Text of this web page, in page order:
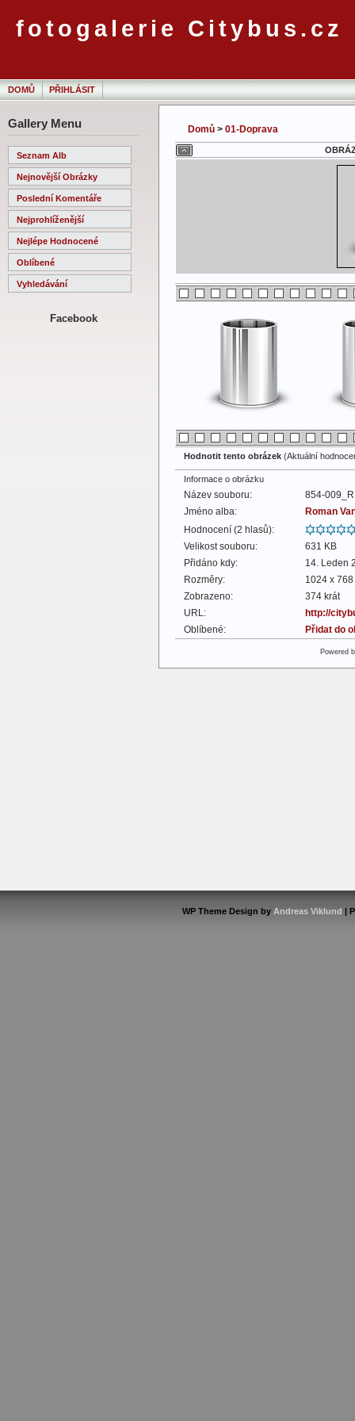
fotogalerie Citybus.cz
DOMŮ PŘIHLÁSIT
Gallery Menu
Seznam Alb
Nejnovější Obrázky
Poslední Komentáře
Nejprohlíženější
Nejlépe Hodnocené
Oblíbené
Vyhledávání
Facebook
Domů > 01-Doprava
Hodnotit tento obrázek (Aktuální
Informace o obrázku
Název souboru:
854-
Jméno alba:
Roman
Hodnocení (2 hlasů):
Velikost souboru:
631 KB
Přidáno kdy:
14. Leden
Rozměry:
1024 x
Zobrazeno:
374 krát
URL:
http://
Oblíbené:
Přidat do
Powered
WP Theme Design by Andreas Viklund |